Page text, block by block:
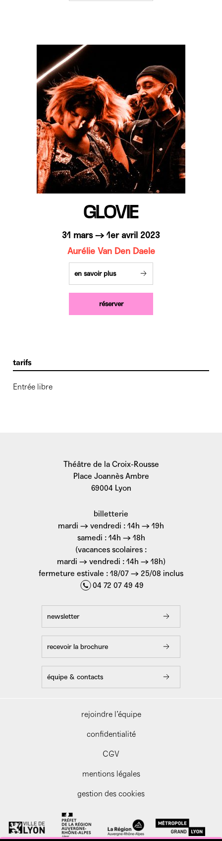
GLOVIE
31 mars → 1er avril 2023
Aurélie Van Den Daele
en savoir plus
réserver
tarifs
Entrée libre
Théâtre de la Croix-Rousse
Place Joannès Ambre
69004 Lyon
billetterie
mardi → vendredi : 14h → 19h
samedi : 14h → 18h
(vacances scolaires :
mardi → vendredi : 14h → 18h)
fermeture estivale : 18/07 → 25/08 inclus
04 72 07 49 49
newsletter
recevoir la brochure
équipe & contacts
rejoindre l’équipe
confidentialité
CGV
mentions légales
gestion des cookies